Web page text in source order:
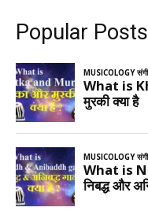
Popular Posts